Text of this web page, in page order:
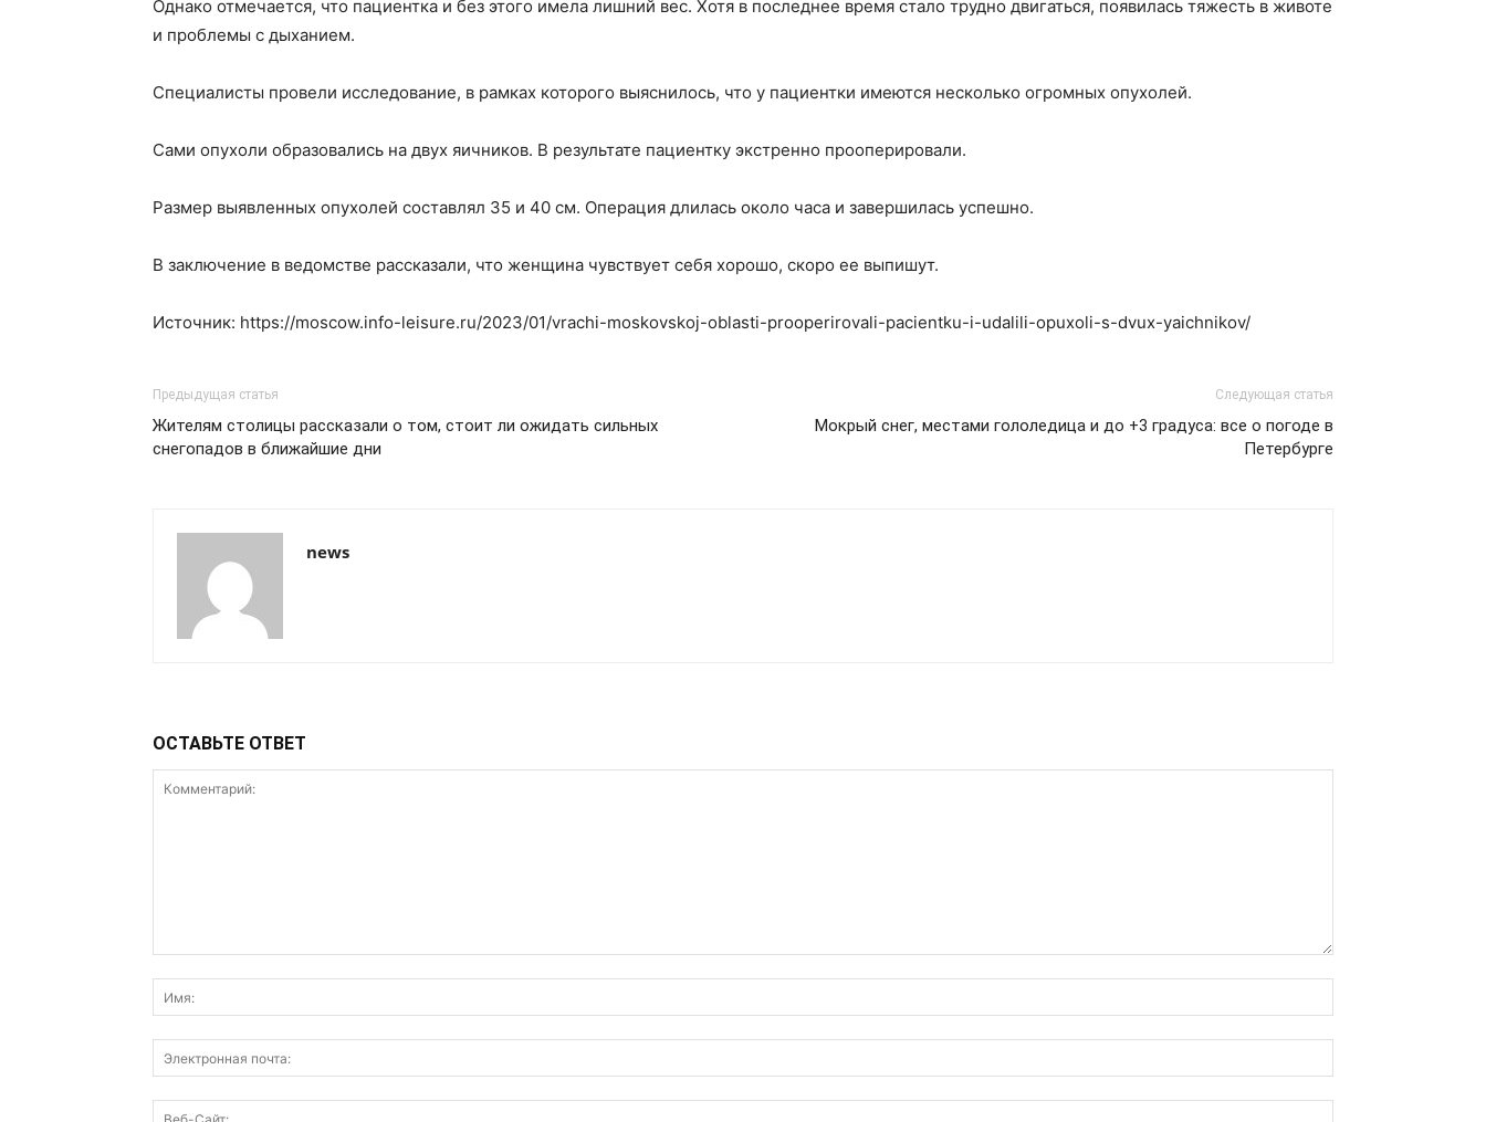
Однако отмечается, что пациентка и без этого имела лишний вес. Хотя в последнее время стало трудно двигаться, появилась тяжесть в животе
и проблемы с дыханием.
Специалисты провели исследование, в рамках которого выяснилось, что у пациентки имеются несколько огромных опухолей.
Сами опухоли образовались на двух яичников. В результате пациентку экстренно прооперировали.
Размер выявленных опухолей составлял 35 и 40 см. Операция длилась около часа и завершилась успешно.
В заключение в ведомстве рассказали, что женщина чувствует себя хорошо, скоро ее выпишут.
Источник: https://moscow.info-leisure.ru/2023/01/vrachi-moskovskoj-oblasti-prooperirovali-pacientku-i-udalili-opuxoli-s-dvux-yaichnikov/
Предыдущая статья
Жителям столицы рассказали о том, стоит ли ожидать сильных
снегопадов в ближайшие дни
Следующая статья
Мокрый снег, местами гололедица и до +3 градуса: все о погоде в
Петербурге
news
ОСТАВЬТЕ ОТВЕТ